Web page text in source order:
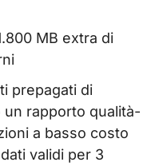
MB extra di
prepagati di
rapporto qualità-
a basso costo
validi per 3